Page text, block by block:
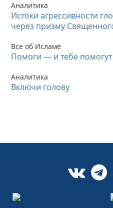
Аналитика
Истоки агрессивности
через призму
Все об Исламе
Помоги — и тебе помогут
Аналитика
Включи голову